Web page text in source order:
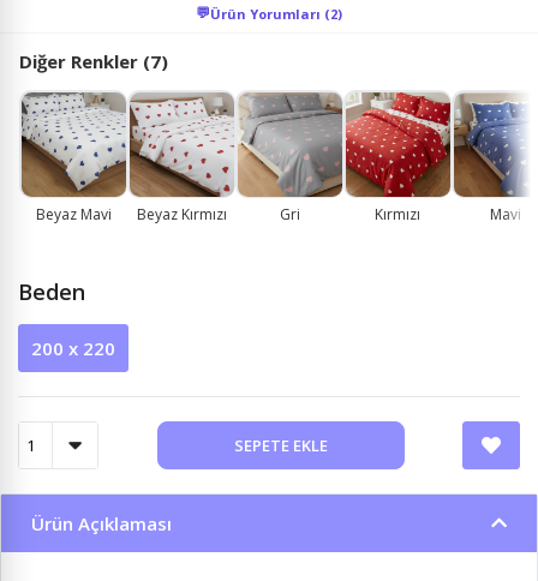
💬Ürün Yorumları (2)
Diğer Renkler (7)
Beyaz Mavi Beyaz Kırmızı Gri Kırmızı Mavi
Beden
200 x 220
SEPETE EKLE
Ürün Açıklaması